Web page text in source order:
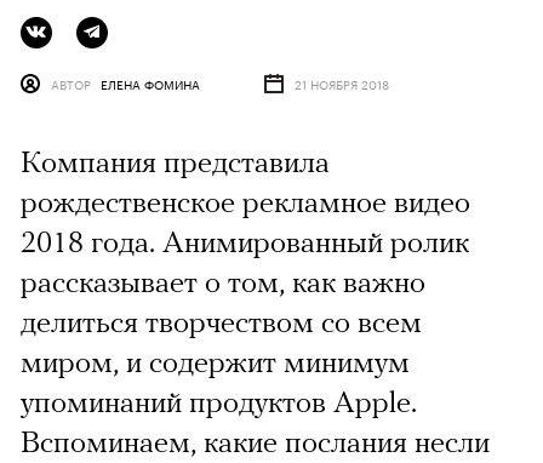
АВТОР ЕЛЕНА ФОМИНА 21 НОЯБРЯ 2018
Компания представила
рождественское рекламное видео
2018 года. Анимированный ролик
рассказывает о том, как важно
делиться творчеством со всем
миром, и содержит минимум
упоминаний продуктов Apple.
Вспоминаем, какие послания несли